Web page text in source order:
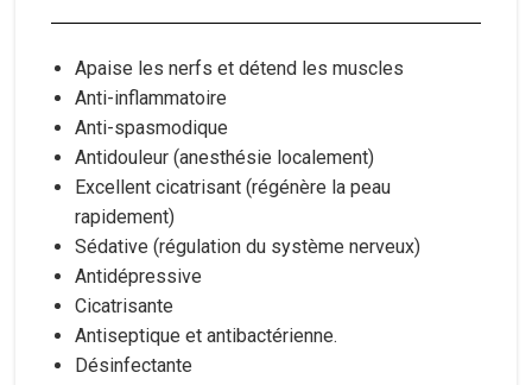
Apaise les nerfs et détend les muscles
Anti-inflammatoire
Anti-spasmodique
Antidouleur (anesthésie localement)
Excellent cicatrisant (régénère la peau
rapidement)
Sédative (régulation du système nerveux)
Antidépressive
Cicatrisante
Antiseptique et antibactérienne.
Désinfectante